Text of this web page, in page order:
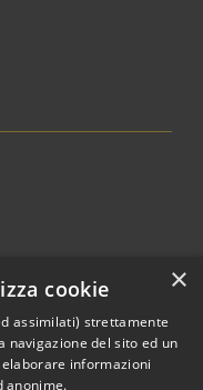
×
cookie
assimilati) strettamente
navigazione del sito ed un
informazioni
anonime.